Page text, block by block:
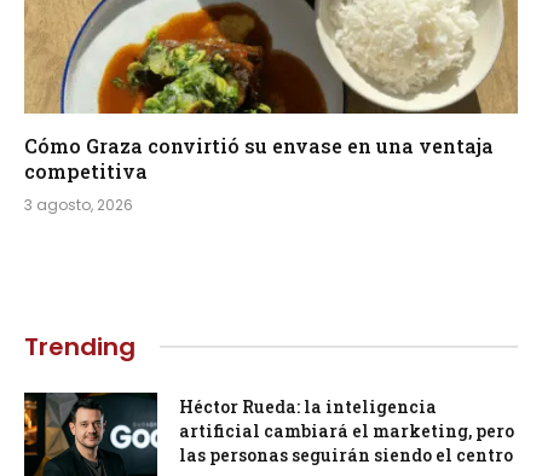
Cómo Graza convirtió su envase en una ventaja
competitiva
3 agosto, 2026
Trending
Héctor Rueda: la inteligencia
artificial cambiará el marketing, pero
las personas seguirán siendo el centro